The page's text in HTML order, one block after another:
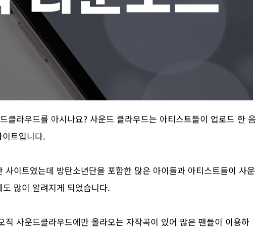
클라우드를 아시나요? 사운드 클라우드는 아티스트들이 업로드 한 음
트입니다.
사이트였는데 방탄소년단을 포함한 많은 아이돌과 아티스트들이 사운
많이 알려지게 되었습니다.
직 사운드클라우드에만 올라오는 자작곡이 있어 많은 팬들이 이용하